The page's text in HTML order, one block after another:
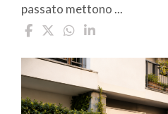
passato mettono ...